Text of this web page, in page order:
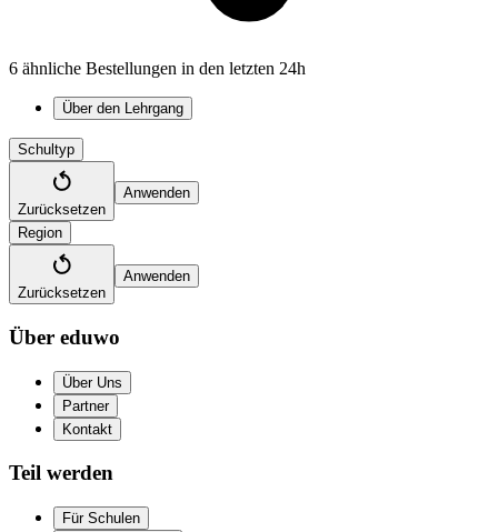
6 ähnliche Bestellungen in den letzten 24h
Über den Lehrgang
Schultyp
Zurücksetzen
Anwenden
Region
Zurücksetzen
Anwenden
Über eduwo
Über Uns
Partner
Kontakt
Teil werden
Für Schulen